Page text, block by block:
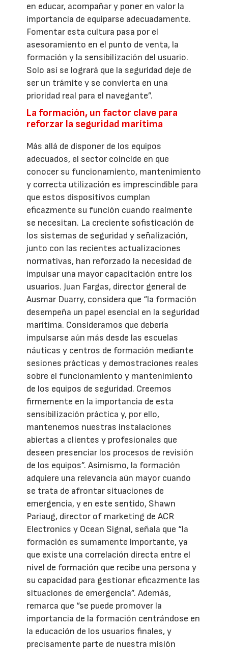
en educar, acompañar y poner en valor la
importancia de equiparse adecuadamente.
Fomentar esta cultura pasa por el
asesoramiento en el punto de venta, la
formación y la sensibilización del usuario.
Solo así se logrará que la seguridad deje de
ser un trámite y se convierta en una
prioridad real para el navegante”.
La formación, un factor clave para
reforzar la seguridad marítima
Más allá de disponer de los equipos
adecuados, el sector coincide en que
conocer su funcionamiento, mantenimiento
y correcta utilización es imprescindible para
que estos dispositivos cumplan
eficazmente su función cuando realmente
se necesitan. La creciente sofisticación de
los sistemas de seguridad y señalización,
junto con las recientes actualizaciones
normativas, han reforzado la necesidad de
impulsar una mayor capacitación entre los
usuarios. Juan Fargas, director general de
Ausmar Duarry, considera que “la formación
desempeña un papel esencial en la seguridad
marítima. Consideramos que debería
impulsarse aún más desde las escuelas
náuticas y centros de formación mediante
sesiones prácticas y demostraciones reales
sobre el funcionamiento y mantenimiento
de los equipos de seguridad. Creemos
firmemente en la importancia de esta
sensibilización práctica y, por ello,
mantenemos nuestras instalaciones
abiertas a clientes y profesionales que
deseen presenciar los procesos de revisión
de los equipos”. Asimismo, la formación
adquiere una relevancia aún mayor cuando
se trata de afrontar situaciones de
emergencia, y en este sentido, Shawn
Pariaug, director of marketing de ACR
Electronics y Ocean Signal, señala que “la
formación es sumamente importante, ya
que existe una correlación directa entre el
nivel de formación que recibe una persona y
su capacidad para gestionar eficazmente las
situaciones de emergencia”. Además,
remarca que “se puede promover la
importancia de la formación centrándose en
la educación de los usuarios finales, y
precisamente parte de nuestra misión